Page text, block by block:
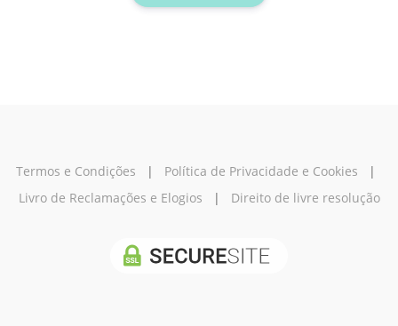
Termos e Condições | Política de Privacidade e Cookies |
Livro de Reclamações e Elogios | Direito de livre resolução